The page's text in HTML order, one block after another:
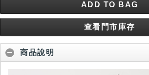
ADD TO BAG
查看門市庫存
商品說明